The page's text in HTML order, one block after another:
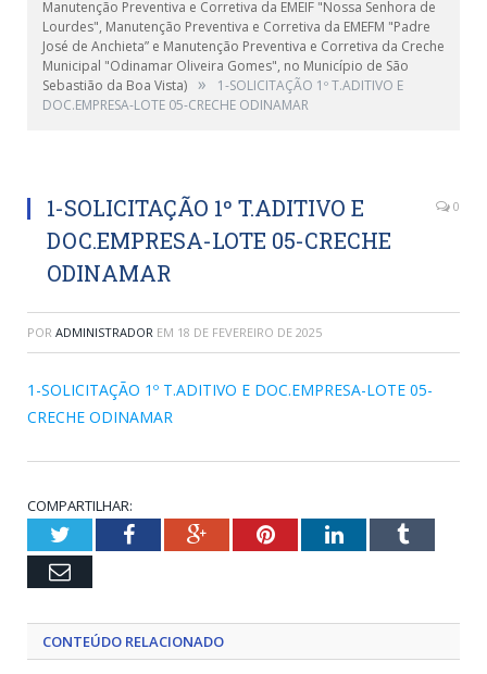
Manutenção Preventiva e Corretiva da EMEIF "Nossa Senhora de
Lourdes", Manutenção Preventiva e Corretiva da EMEFM "Padre
José de Anchieta” e Manutenção Preventiva e Corretiva da Creche
Municipal "Odinamar Oliveira Gomes", no Município de São
Sebastião da Boa Vista) »
1-SOLICITAÇÃO 1º T.ADITIVO E
DOC.EMPRESA-LOTE 05-CRECHE ODINAMAR
1-SOLICITAÇÃO 1º T.ADITIVO E
DOC.EMPRESA-LOTE 05-CRECHE
ODINAMAR
0
POR ADMINISTRADOR EM 18 DE FEVEREIRO DE 2025
1-SOLICITAÇÃO 1º T.ADITIVO E DOC.EMPRESA-LOTE 05-
CRECHE ODINAMAR
COMPARTILHAR:
TwitterFacebookGoogle+PinterestLinkedInTumblr
Email
CONTEÚDO RELACIONADO